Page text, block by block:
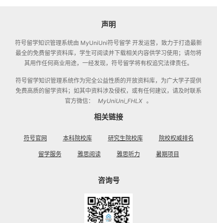
声明
符号留学知识管理系统由 MyUniUni符号留学 开发运营，致力于打造最新
最全的免费留学资料库，学生可阅读并下载相关内容供学习使用；请勿将
其用作任何商业用途，一经发现，符号留学将有权追究法律责任。
符号留学知识管理系统作为完全公益性质的开放资料库，为广大学子提供
免费高质的留学资料；如其中资料涉及侵权，或有任何建议，请及时联系
官方微信：
MyUniUni_FHLX 。
相关链接
符号官网 本科院校库 研究生院校库 院校权威排名
留学服务 雅思阅读 雅思听力 暑期项目
咨询号